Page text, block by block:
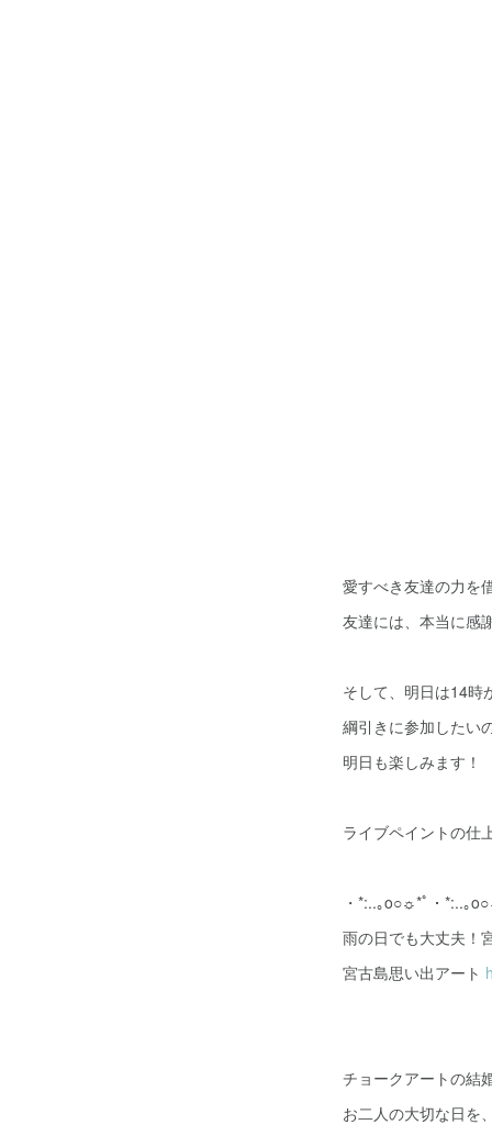
愛すべき友達の力を
友達には、本当に感
そして、明日は14時
綱引きに参加したい
明日も楽しみます！
ライブペイントの仕
・*:..｡o○☼*ﾟ・*:..｡
雨の日でも大丈夫！
宮古島思い出アート
チョークアートの結
お二人の大切な日を